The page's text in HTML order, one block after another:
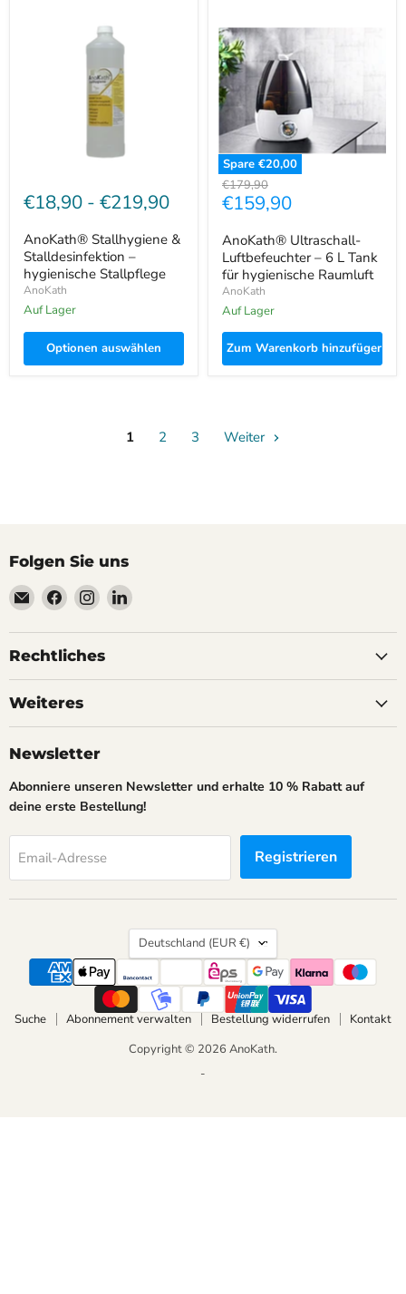
€18,90 - €219,90
AnoKath® Stallhygiene &
Stalldesinfektion –
hygienische Stallpflege
AnoKath
Auf Lager
Optionen auswählen
Spare €20,00
Ultraschall-
Luftbefeuchter
–
6
L
Tank
für
hygienische
Raumluft
Ursprünglicher
Preis
€179,90
Aktueller
€159,90
AnoKath® Ultraschall-
Luftbefeuchter – 6 L Tank
für hygienische Raumluft
AnoKath
Auf Lager
Zum Warenkorb hinzufügen
1 2 3 Weiter
Folgen Sie uns
Email
AnoKath
Finden
Sie
uns
auf
Finden
Sie
uns
auf
Finden
uns
Rechtliches
Weiteres
Newsletter
Abonniere unseren Newsletter und erhalte 10 % Rabatt auf
deine erste Bestellung!
Email-Adresse Registrieren
Land
Deutschland (EUR €)
Suche Abonnement verwalten Bestellung widerrufen
Kontakt
Copyright © 2026 AnoKath.
-